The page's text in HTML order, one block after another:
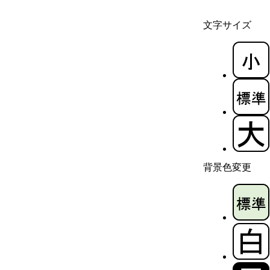
文字サイズ
背景色変更